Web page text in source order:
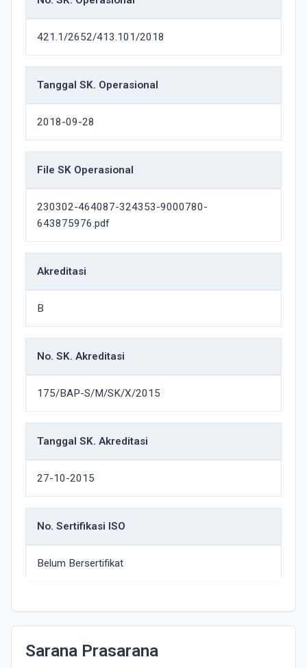
421.1/2652/413.101/2018
Tanggal SK. Operasional
2018-09-28
File SK Operasional
230302-464087-324353-9000780-
643875976.pdf
Akreditasi
B
No. SK. Akreditasi
175/BAP-S/M/SK/X/2015
Tanggal SK. Akreditasi
27-10-2015
No. Sertifikasi ISO
Belum Bersertifikat
Sarana Prasarana